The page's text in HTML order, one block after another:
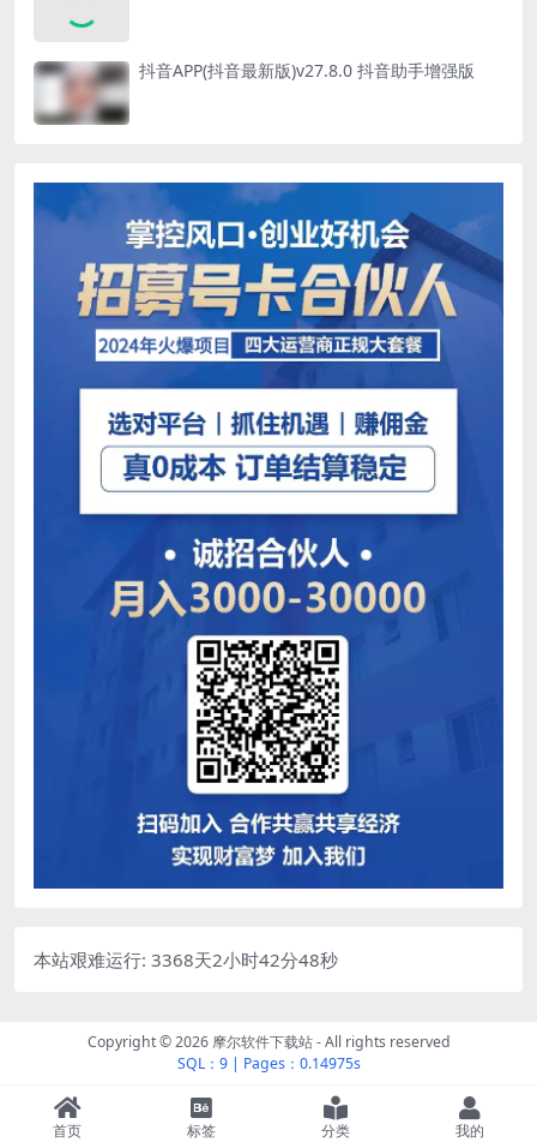
抖音APP(抖音最新版)v27.8.0 抖音助手增强版
本站艰难运行: 3368天2小时42分48秒
Copyright © 2026 摩尔软件下载站- All rights reserved
SQL：9| Pages：0.14975s
首页 标签 分类 我的